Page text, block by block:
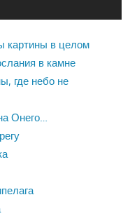
картины в целом
в камне
где небо не
Онего…